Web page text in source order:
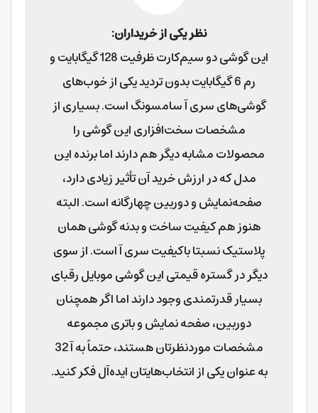
نظر یکی از خریداران:
این گوشی دو سیم‌کارت ظرفیت 128 گیگابایت و
رم 6 گیگابایت بدون تردید یکی از خوب‌های
گوشی‌های سری آ سامسونگ است. بسیاری از
مشخصات سخت‌افزاری این گوشی را
محصولات مشابه دیگر هم دارند اما برنده این
مدل که در ارزش خرید آن تأثیر زیادی دارد،
صفحه‌نمایش و دوربین چهارگانه است. البته
هنوز هم کیفیت ساخت و بدنه گوشی همان
پلاستیک نسبتا باکیفیت سری آ است. از سوی
دیگر در گستره قیمتی این گوشی موبایل رقبای
بسیار قدرتمندی وجود دارند اما اگر همچنان
دوربین، صفحه ‌نمایش و باتری مجموعه
مشخصات موردنظرتان هستند، حتماً به آ 32
به عنوان یکی از انتخاب‌هایتان ایده‌آل فکر کنید.